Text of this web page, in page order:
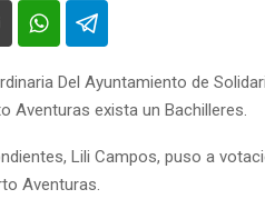
Del Ayuntamiento de
Aventuras exista un Bachilleres.
Lili Campos, puso a
Aventuras.